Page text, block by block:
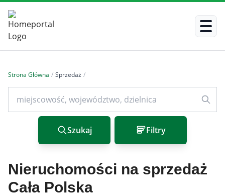
Strona Główna / Sprzedaż /
Szukaj Filtry
Nieruchomości na sprzedaż
Cała Polska